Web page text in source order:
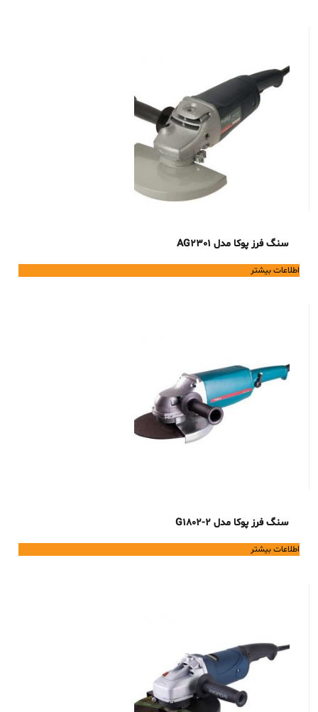
سنگ فرز پوکا مدل AG2301
اطلاعات بیشتر
سنگ فرز پوکا مدل G1802-2
اطلاعات بیشتر